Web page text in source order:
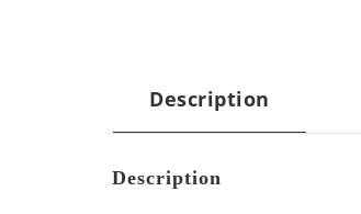
Description
Description